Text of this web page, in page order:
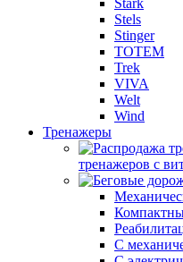
Stark
Stels
Stinger
TOTEM
Trek
VIVA
Welt
Wind
Тренажеры
тренажеров с
С